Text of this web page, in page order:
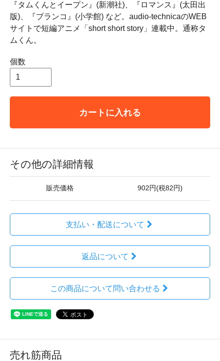
『タムくんとイープン』(新潮社)、『ロマンス』(太田出
版)、『ブランコ』(小学館) など。audio-technicaのWEB
サイトで短編アニメ「short short story」連載中。通称タ
ムくん。
個数
カートに入れる
その他の詳細情報
販売価格 902円(税82円)
支払い・配送について
返品について
この商品について問い合わせる
売れ筋商品